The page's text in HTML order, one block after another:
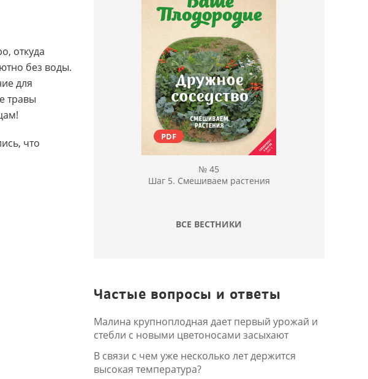
откуда
без воды.
для
травы
что
PDF
№ 45
Шаг 5. Смешиваем растения
ВСЕ ВЕСТНИКИ
Частые вопросы и ответы
Малина крупноплодная дает первый урожай и
стебли с новыми цветоносами засыхают
В связи с чем уже несколько лет держится
высокая температура?